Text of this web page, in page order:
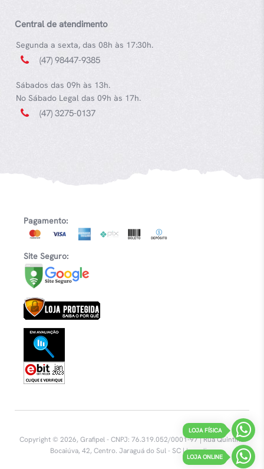
Central de atendimento
Segunda a sexta, das 08h às 17:30h.
(47) 98447-9385
Sábados das 09h às 13h.
No Sábado Legal das 09h às 17h.
(47) 3275-0137
Pagamento:
Site Seguro:
Copyright © 2026, Grafipel - CNPJ: 76.319.052/0001-97 | Rua Quintino
Bocaiúva, 42, Centro. Jaraguá do Sul - SC |Inovalize
LOJA FÍSICA
LOJA ONLINE